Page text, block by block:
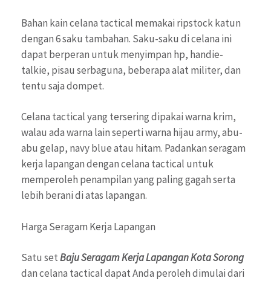
Bahan kain celana tactical memakai ripstock katun
dengan 6 saku tambahan. Saku-saku di celana ini
dapat berperan untuk menyimpan hp, handie-
talkie, pisau serbaguna, beberapa alat militer, dan
tentu saja dompet.
Celana tactical yang tersering dipakai warna krim,
walau ada warna lain seperti warna hijau army, abu-
abu gelap, navy blue atau hitam. Padankan seragam
kerja lapangan dengan celana tactical untuk
memperoleh penampilan yang paling gagah serta
lebih berani di atas lapangan.
Harga Seragam Kerja Lapangan
Satu setBaju Seragam Kerja Lapangan Kota Sorong
dan celana tactical dapat Anda peroleh dimulai dari